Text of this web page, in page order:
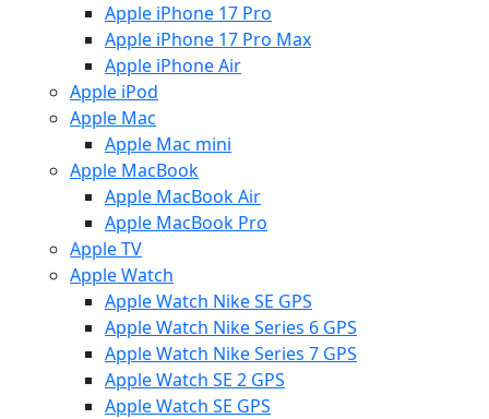
Apple iPhone 17 Pro
Apple iPhone 17 Pro Max
Apple iPhone Air
Apple iPod
Apple Mac
Apple Mac mini
Apple MacBook
Apple MacBook Air
Apple MacBook Pro
Apple TV
Apple Watch
Apple Watch Nike SE GPS
Apple Watch Nike Series 6 GPS
Apple Watch Nike Series 7 GPS
Apple Watch SE 2 GPS
Apple Watch SE GPS